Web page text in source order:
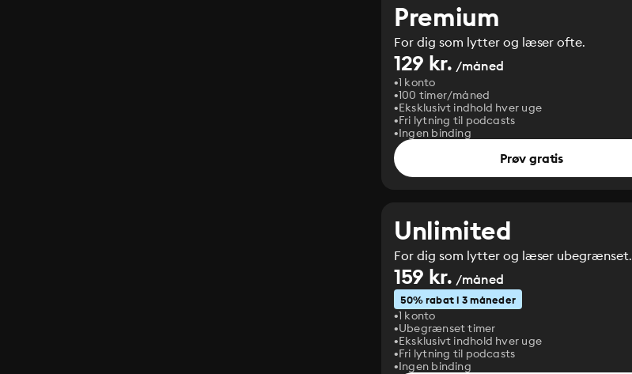
Premium
For dig som lytter og læser ofte.
129 kr. /måned
1 konto
100 timer/måned
Eksklusivt indhold hver uge
Fri lytning til podcasts
Ingen binding
Prøv gratis
Unlimited
For dig som lytter og læser ubegrænset.
159 kr. /måned
50% rabat i 3 måneder
1 konto
Ubegrænset timer
Eksklusivt indhold hver uge
Fri lytning til podcasts
Ingen binding